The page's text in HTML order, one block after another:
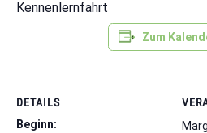
Kennenlernfahrt
Zum
DETAILS
Beginn: